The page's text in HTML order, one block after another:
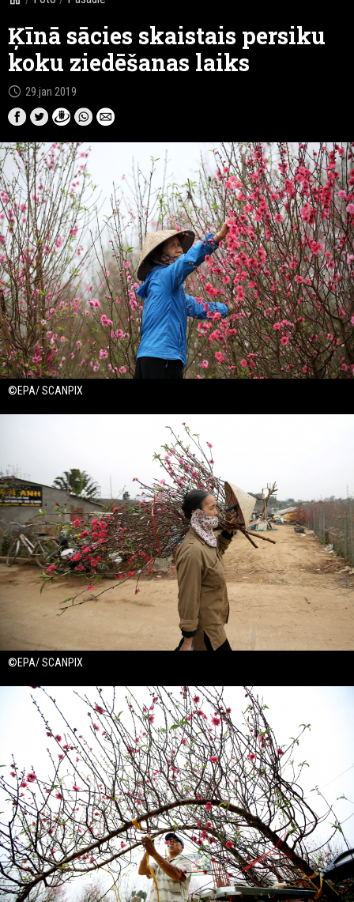
Ķīnā sācies skaistais persiku
koku ziedēšanas laiks
schedule 29.jan 2019
©EPA/ SCANPIX
©EPA/ SCANPIX